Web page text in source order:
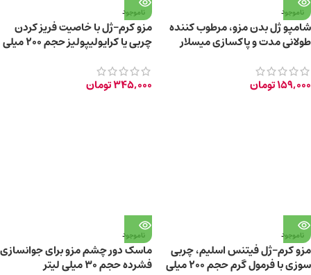
ناموجود
شامپو ژل بدن مزو، مرطوب کننده
طولانی مدت و پاکسازی میسلار
159,000تومان
ناموجود
مزو کرم-ژل با خاصیت فریز کردن
چربی یا کرایولیپولیز حجم 200 میلی
345,000تومان
ناموجود
مزو کرم-ژل فیتنس اسلیم، چربی
سوزی با فرمول گرم حجم 200 میلی
ناموجود
ماسک دور چشم مزو برای جوانسازی
فشرده حجم 30 میلی لیتر